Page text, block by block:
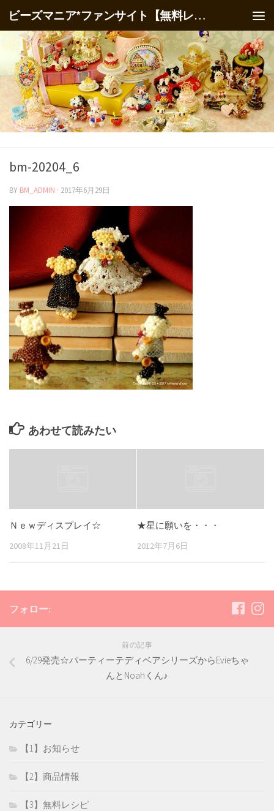
ビーズマニア*ファンサイト【無料レシピ】
bm-20204_6
BY BM_ADMIN · 2017年6月29日
あわせて読みたい
Ｎｅｗディスプレイ☆
2008年11月21日
★星に願いを・・・
2012年7月6日
フォロー:
前の記事
6/29発売☆パーティーテディベアシリーズからEvieちゃ
んとNoahくん♪
カテゴリー
【1】お知らせ
【2】商品情報
【3】無料レシピ